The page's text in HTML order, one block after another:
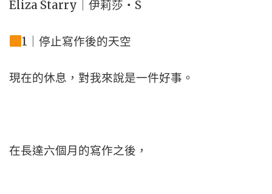
Eliza Starry｜伊莉莎・S
1｜停止寫作後的天空
現在的休息， 對我來說是一件好事。
在長達六個月的寫作之後，